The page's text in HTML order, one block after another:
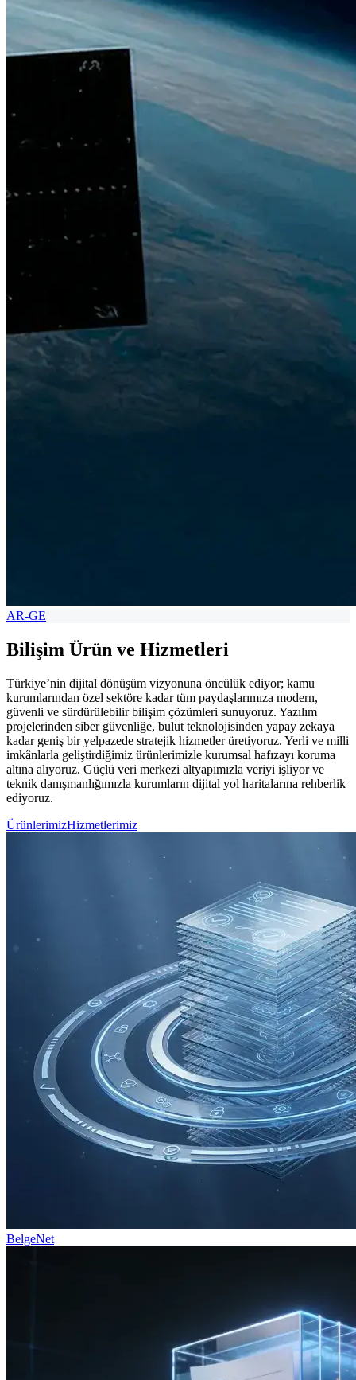
AR-GE
Bilişim Ürün ve Hizmetleri
Türkiye’nin dijital dönüşüm vizyonuna öncülük ediyor; kamu
kurumlarından özel sektöre kadar tüm paydaşlarımıza modern,
güvenli ve sürdürülebilir bilişim çözümleri sunuyoruz. Yazılım
projelerinden siber güvenliğe, bulut teknolojisinden yapay zekaya
kadar geniş bir yelpazede stratejik hizmetler üretiyoruz. Yerli ve milli
imkânlarla geliştirdiğimiz ürünlerimizle kurumsal hafızayı koruma
altına alıyoruz. Güçlü veri merkezi altyapımızla veriyi işliyor ve
teknik danışmanlığımızla kurumların dijital yol haritalarına rehberlik
ediyoruz.
ÜrünlerimizHizmetlerimiz
BelgeNet